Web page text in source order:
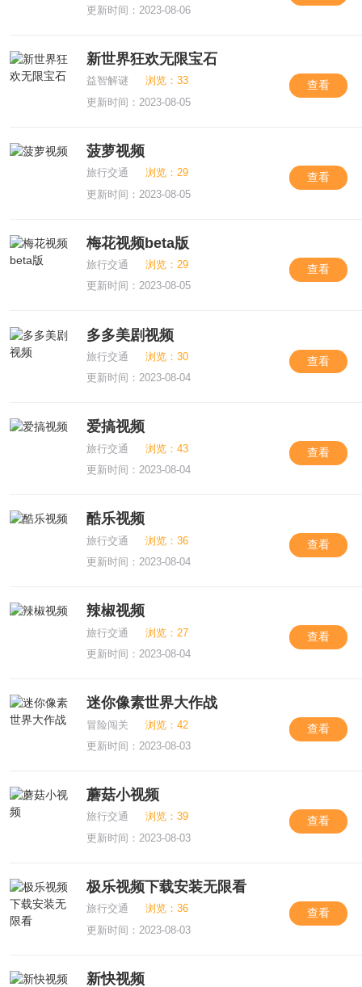
更新时间：2023-08-06
新世界狂欢无限宝石
益智解谜
浏览：33
更新时间：2023-08-05
查看
菠萝视频
旅行交通
浏览：29
更新时间：2023-08-05
查看
梅花视频beta版
旅行交通
浏览：29
更新时间：2023-08-05
查看
多多美剧视频
旅行交通
浏览：30
更新时间：2023-08-04
查看
爱搞视频
旅行交通
浏览：43
更新时间：2023-08-04
查看
酷乐视频
旅行交通
浏览：36
更新时间：2023-08-04
查看
辣椒视频
旅行交通
浏览：27
更新时间：2023-08-04
查看
迷你像素世界大作战
冒险闯关
浏览：42
更新时间：2023-08-03
查看
蘑菇小视频
旅行交通
浏览：39
更新时间：2023-08-03
查看
极乐视频下载安装无限看
旅行交通
浏览：36
更新时间：2023-08-03
查看
新快视频